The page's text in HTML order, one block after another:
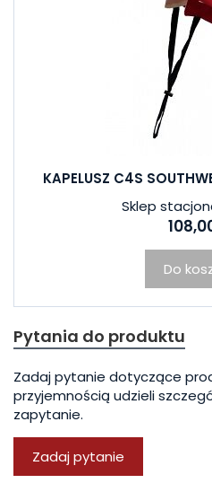
KAPELUSZ C4S
Sklep
Do
Pytania do produktu
Zadaj pytanie dotyczące
przyjemnością udzieli
zapytanie.
Zadaj pytanie